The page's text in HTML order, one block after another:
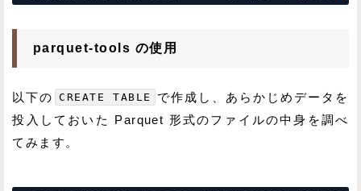
parquet-tools の使用
以下の CREATE TABLE
で作成し、あらかじめデータを
投入しておいた Parquet 形式のファイルの中身を調べ
てみます。